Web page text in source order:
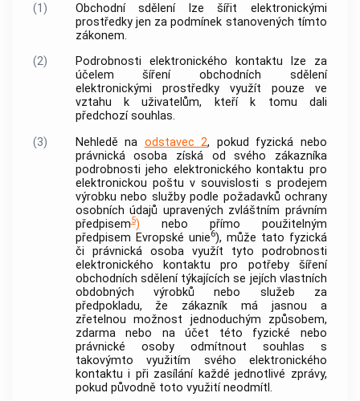
(1) Obchodní sdělenílze šířit elektronickými
prostředkyjen za podmínek stanovených tímto
zákonem.
(2)
Podrobnosti elektronického kontaktu lze za
účelem šířeníobchodních sdělení
elektronickými prostředkyvyužít pouze ve
vztahu kuživatelům, kteří k tomu dali
předchozí souhlas.
(3)
Nehledě na odstavec 2, pokud fyzická nebo
právnická osoba získá od svého zákazníka
podrobnosti jeho elektronického kontaktu pro
elektronickou poštu v souvislosti s prodejem
výrobku nebo služby podle požadavků ochrany
osobních údajů upravených zvláštním právním
předpisem5) nebo přímo použitelným
předpisem Evropské unie6), může tato fyzická
či právnická osoba využít tyto podrobnosti
elektronického kontaktu pro potřeby šíření
obchodních sdělenítýkajících se jejích vlastních
obdobných výrobků nebo služeb za
předpokladu, že zákazník má jasnou a
zřetelnou možnost jednoduchým způsobem,
zdarma nebo na účet této fyzické nebo
právnické osoby odmítnout souhlas s
takovýmto využitím svého elektronického
kontaktu i při zasílání každé jednotlivé zprávy,
pokud původně toto využití neodmítl.